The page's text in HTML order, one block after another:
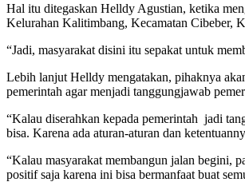
Hal itu ditegaskan Helldy Agustian, ketika
Kelurahan Kalitimbang, Kecamatan Cibeber,
“Jadi, masyarakat disini itu sepakat untuk
Lebih lanjut Helldy mengatakan, pihaknya
pemerintah agar menjadi tanggungjawab
“Kalau diserahkan kepada pemerintah jadi
bisa. Karena ada aturan-aturan dan
“Kalau masyarakat membangun jalan begini,
positif saja karena ini bisa bermanfaat buat